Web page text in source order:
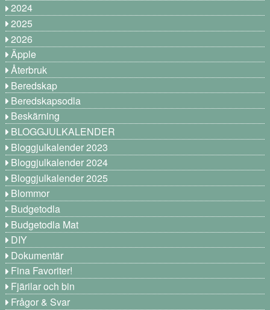
2024
2025
2026
Äpple
Återbruk
Beredskap
Beredskapsodla
Beskärning
BLOGGJULKALENDER
Bloggjulkalender 2023
Bloggjulkalender 2024
Bloggjulkalender 2025
Blommor
Budgetodla
Budgetodla Mat
DIY
Dokumentär
Fina Favoriter!
Fjärilar och bin
Frågor & Svar